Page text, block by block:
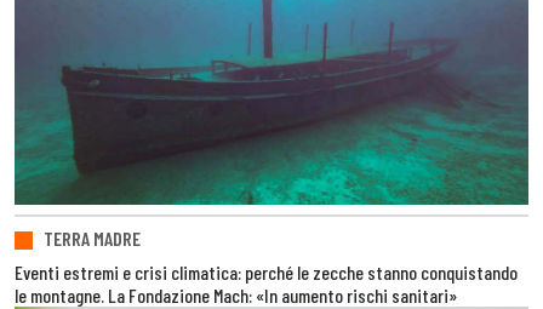
TERRA MADRE
Eventi estremi e crisi climatica: perché le zecche stanno conquistando
le montagne. La Fondazione Mach: «In aumento rischi sanitari»